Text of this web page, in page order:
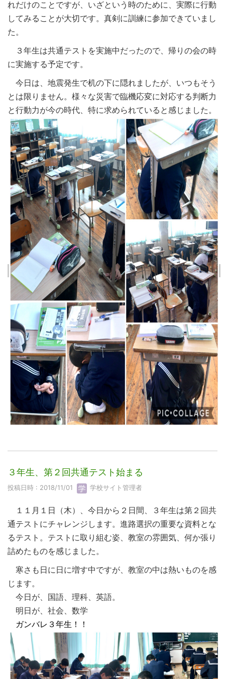
れだけのことですが、いざという時のために、実際に行動
してみることが大切です。真剣に訓練に参加できていまし
た。
３年生は共通テストを実施中だったので、帰りの会の時
に実施する予定です。
今日は、地震発生で机の下に隠れましたが、いつもそう
とは限りません。様々な災害で臨機応変に対応する判断力
と行動力が今の時代、特に求められていると感じました。
３年生、第２回共通テスト始まる
投稿日時 : 2018/11/01 学校サイト管理者
１１月１日（木）、今日から２日間、３年生は第２回共
通テストにチャレンジします。進路選択の重要な資料とな
るテスト。テストに取り組む姿、教室の雰囲気、何か張り
詰めたものを感じました。
寒さも日に日に増す中ですが、教室の中は熱いものを感
じます。
今日が、国語、理科、英語。
明日が、社会、数学
ガンバレ３年生！！